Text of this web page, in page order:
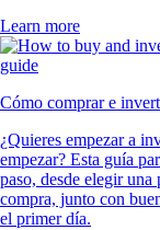
Learn more
Cómo comprar e
¿Quieres empezar a
empezar? Esta guía
paso, desde elegir
compra, junto con
el primer día.